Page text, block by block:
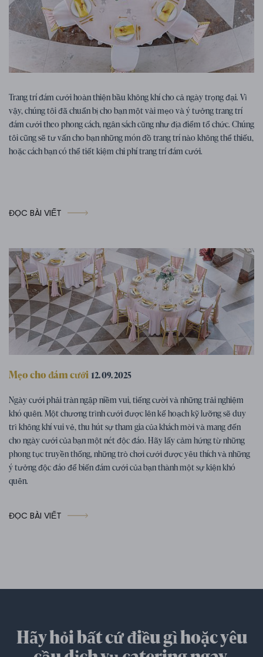
Mẹo cho đám cưới 07. 01. 2026
Mẹo, ý tưởng và cảm hứng trang trí
đám cưới
Trang trí đám cưới hoàn thiện bầu không khí cho cả ngày trọng đại. Vì
vậy, chúng tôi đã chuẩn bị cho bạn một vài mẹo và ý tưởng trang trí
đám cưới theo phong cách, ngân sách cũng như địa điểm tổ chức. Chúng
tôi cũng sẽ tư vấn cho bạn những món đồ trang trí nào không thể thiếu,
hoặc cách bạn có thể tiết kiệm chi phí trang trí đám cưới.
ĐỌC BÀI VIẾT
Mẹo cho đám cưới 12. 09. 2025
Chương trình đám cưới – gợi ý cho các
hoạt động đám cưới thú vị
Ngày cưới phải tràn ngập niềm vui, tiếng cười và những trải nghiệm
khó quên. Một chương trình cưới được lên kế hoạch kỹ lưỡng sẽ duy
trì không khí vui vẻ, thu hút sự tham gia của khách mời và mang đến
cho ngày cưới của bạn một nét độc đáo. Hãy lấy cảm hứng từ những
phong tục truyền thống, những trò chơi cưới được yêu thích và những
ý tưởng độc đáo để biến đám cưới của bạn thành một sự kiện khó
quên.
ĐỌC BÀI VIẾT
Hãy hỏi bất cứ điều gì hoặc yêu